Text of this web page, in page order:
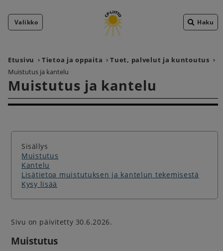
Valikko Haku
Etusivu Tietoa ja oppaita
Tuet, palvelut ja kuntoutus
Muistutus ja kantelu
Muistutus ja kantelu
Sisällys
Muistutus
Kantelu
Lisätietoa muistutuksen ja kantelun tekemisestä
Kysy lisää
Sivu on päivitetty 30.6.2026.
Muistutus